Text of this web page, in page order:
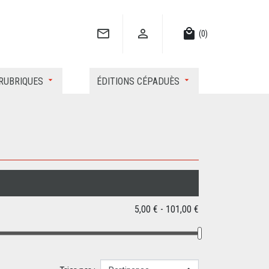
  local_mall (0)
ÉDITIONS CÉPADUÈS
5,00 € - 101,00 €